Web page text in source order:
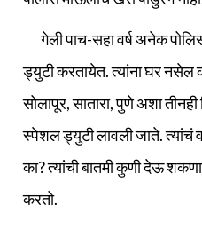
गेली पाच-सहा वर्ष अनेक
ड्युटी करतायेत. त्यांना घर नसेल
सोलापूर, सातारा, पुणे अशा तीनही
स्पेशल ड्युटी लावली जाते.
का? त्यांची बातमी कुणी देऊ
करतो.